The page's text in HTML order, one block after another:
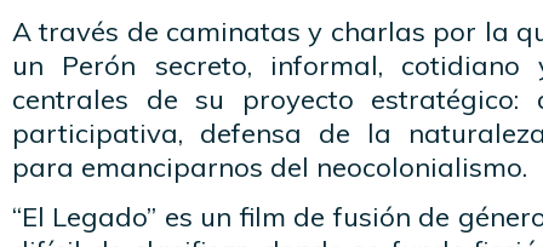
A través de caminatas y charlas por la
un Perón secreto, informal,
centrales de su proyecto estratégico:
participativa, defensa de la
para emanciparnos del neocolonialismo.
“El Legado” es un film de fusión de